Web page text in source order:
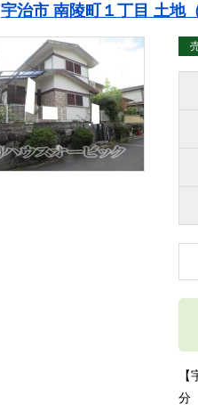
宇治市 南陵町１丁目 土地
分